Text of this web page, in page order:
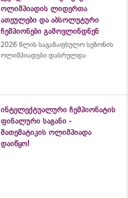
ოლიმპიადის ლიდერთა
ათეულები და აბსოლუტური
ჩემპიონები გამოვლინდნენ
2026 წლის საგაზაფხულო სეზონის
ოლიმპიადები დასრულდა
ინტელექტუალური ჩემპიონატის
ფინალური საგანი -
მათემატიკის ოლიმპიადა
დაიწყო!